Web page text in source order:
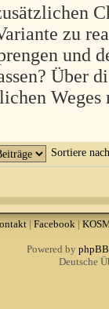
zu
und
Über
Weges
Sortiere
| Facebook |
Powered by phpBB
Deutsche